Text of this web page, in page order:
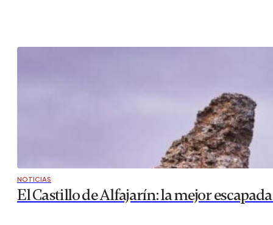
NOTICIAS
El Castillo de Alfajarín: la mejor